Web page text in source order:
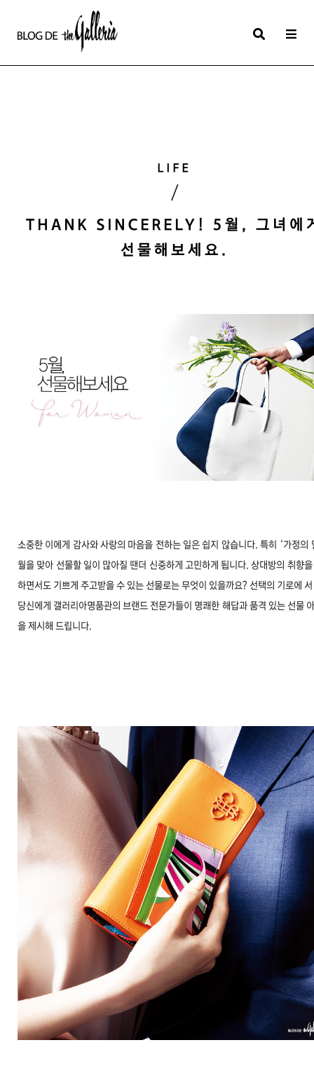
LIFE
/
THANK SINCERELY! 5월, 그녀에
선물해보세요.
소중한 이에게 감사와 사랑의 마음을 전하는 일은 쉽지 않습니다. 특히 ‘가정의
월을 맞아 선물할 일이 많아질 땐더 신중하게 고민하게 됩니다. 상대방의 취향
하면서도 기쁘게 주고받을 수 있는 선물로는 무엇이 있을까요? 선택의 기로에
당신에게 갤러리아명품관의 브랜드 전문가들이 명쾌한 해답과 품격 있는 선물
을 제시해 드립니다.